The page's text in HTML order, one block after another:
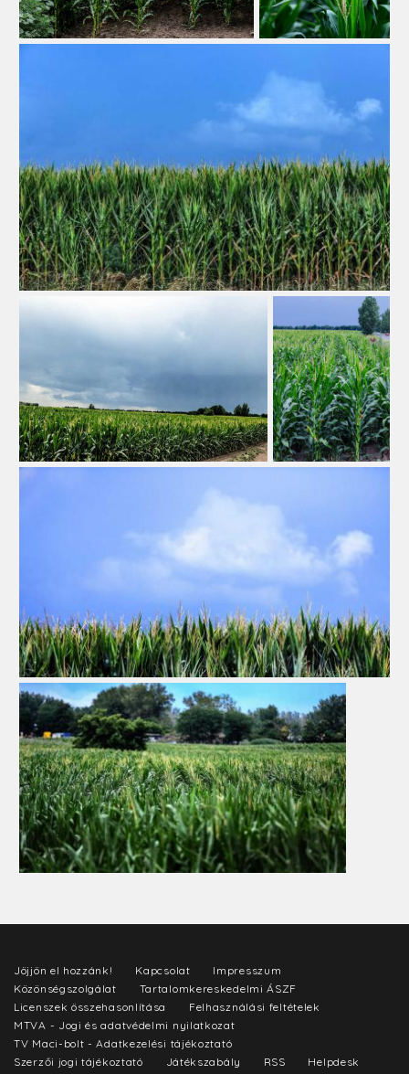
Jöjjön el hozzánk! Kapcsolat
Impresszum
Közönségszolgálat
Tartalomkereskedelmi ÁSZF
Licenszek összehasonlítása
Felhasználási feltételek
MTVA - Jogi és adatvédelmi nyilatkozat
TV Maci-bolt - Adatkezelési tájékoztató
Szerzői jogi tájékoztató
Játékszabály RSS
Helpdesk